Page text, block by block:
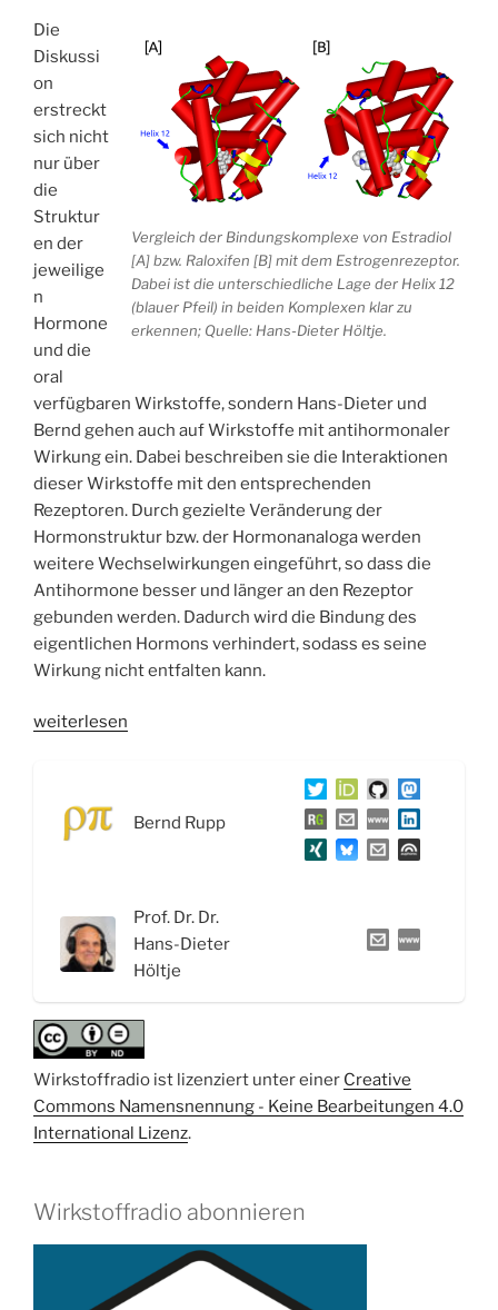
Vergleich der Bindungskomplexe von Estradiol
[A] bzw. Raloxifen [B] mit dem Estrogenrezeptor.
Dabei ist die unterschiedliche Lage der Helix 12
(blauer Pfeil) in beiden Komplexen klar zu
erkennen; Quelle: Hans-Dieter Höltje.
Die
Diskussi
on
erstreckt
sich nicht
nur über
die
Struktur
en der
jeweilige
n
Hormone
und die
oral
verfügbaren Wirkstoffe, sondern Hans-Dieter und
Bernd gehen auch auf Wirkstoffe mit antihormonaler
Wirkung ein. Dabei beschreiben sie die Interaktionen
dieser Wirkstoffe mit den entsprechenden
Rezeptoren. Durch gezielte Veränderung der
Hormonstruktur bzw. der Hormonanaloga werden
weitere Wechselwirkungen eingeführt, so dass die
Antihormone besser und länger an den Rezeptor
gebunden werden. Dadurch wird die Bindung des
eigentlichen Hormons verhindert, sodass es seine
Wirkung nicht entfalten kann.
„WSR072
Androgene“
weiterlesen
Bernd Rupp
Prof. Dr. Dr.
Hans-Dieter
Höltje
Wirkstoffradio ist lizenziert unter einer Creative
Commons Namensnennung - Keine Bearbeitungen 4.0
International Lizenz.
Wirkstoffradio abonnieren